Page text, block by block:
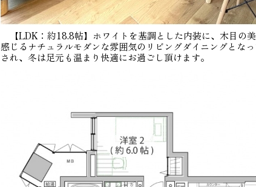
【LDK：約18.8帖】ホワイトを基調とした内装に、木目の
感じるナチュラルモダンな雰囲気のリビングダイニングとな
され、冬は足元も温まり快適にお過ごし頂けます。